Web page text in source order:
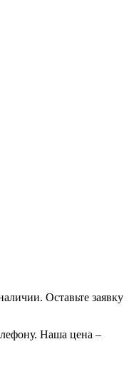
Оставьте заявку
Наша цена –